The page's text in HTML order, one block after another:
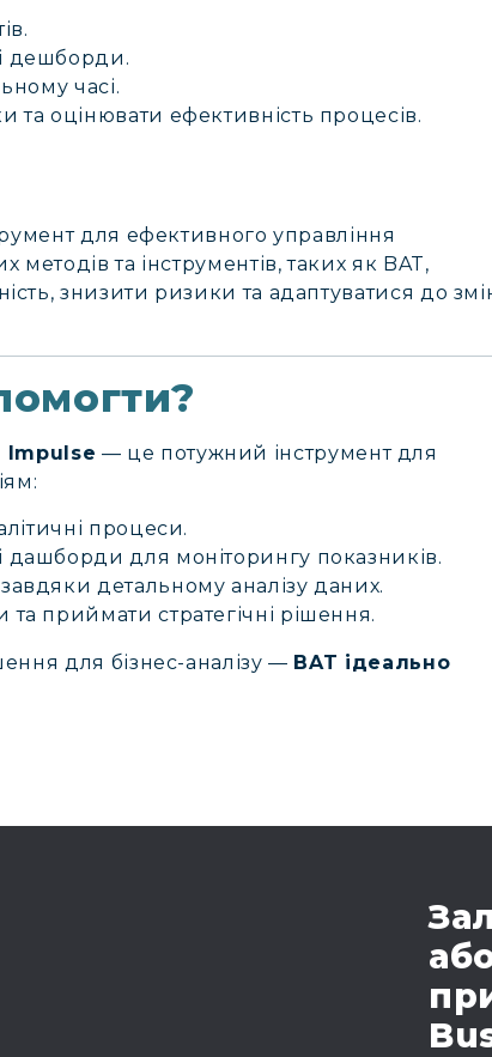
дешборди.
часі.
та оцінювати ефективність процесів.
для ефективного управління
та інструментів, таких як BAT,
знизити ризики та адаптуватися до
Impulse — це потужний інструмент для
процеси.
дашборди для моніторингу показників.
детальному аналізу даних.
приймати стратегічні рішення.
для бізнес-аналізу — BAT ідеально